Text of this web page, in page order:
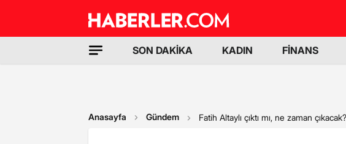
SON DAKİKA KADIN FİNANS
Anasayfa Gündem Fatih Altaylı çıktı mı, ne zaman çıkacak?